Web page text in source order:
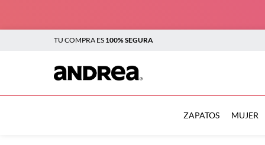
TU COMPRA ES 100% SEGURA
ZAPATOS MUJER
TÉRMINOS MÁS BUSCADOS